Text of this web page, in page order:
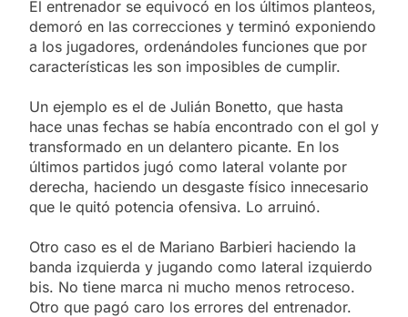
El entrenador se equivocó en los últimos planteos,
demoró en las correcciones y terminó exponiendo
a los jugadores, ordenándoles funciones que por
características les son imposibles de cumplir.
Un ejemplo es el de Julián Bonetto, que hasta
hace unas fechas se había encontrado con el gol y
transformado en un delantero picante. En los
últimos partidos jugó como lateral volante por
derecha, haciendo un desgaste físico innecesario
que le quitó potencia ofensiva. Lo arruinó.
Otro caso es el de Mariano Barbieri haciendo la
banda izquierda y jugando como lateral izquierdo
bis. No tiene marca ni mucho menos retroceso.
Otro que pagó caro los errores del entrenador.